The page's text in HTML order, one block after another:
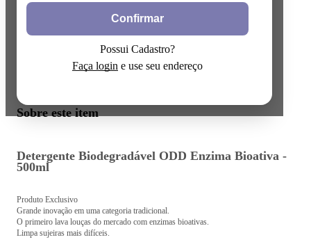
Confirmar
Possui Cadastro?
Faça login e use seu endereço
Sobre este item
Detergente Biodegradável ODD Enzima Bioativa -
500ml
Produto Exclusivo
Grande inovação em uma categoria tradicional.
O primeiro lava louças do mercado com enzimas bioativas.
Limpa sujeiras mais difíceis.